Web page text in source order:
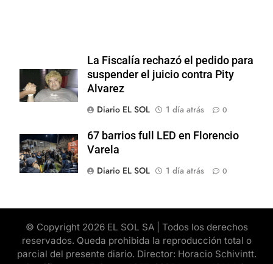
La Fiscalía rechazó el pedido para
suspender el juicio contra Pity
Alvarez
Diario EL SOL
1 día atrás 0
67 barrios full LED en Florencio
Varela
Diario EL SOL
1 día atrás 0
© Copyright 2026 EL SOL SA | Todos los derechos
reservados. Queda prohibida la reproducción total o
parcial del presente diario. Director: Horacio Schivintt.